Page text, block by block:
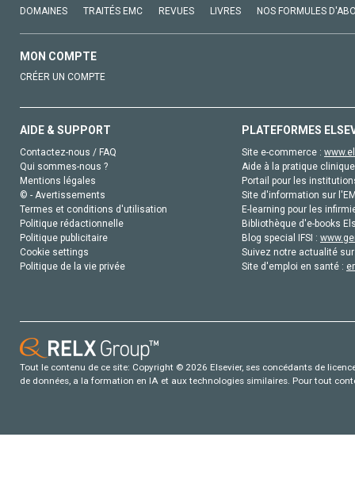
DOMAINES TRAITÉS EMC REVUES LIVRES NOS FORMULES
MON COMPTE
CRÉER UN COMPTE
AIDE & SUPPORT
Contactez-nous / FAQ
Qui sommes-nous ?
Mentions légales
© - Avertissements
Termes et conditions d'utilisation
Politique rédactionnelle
Politique publicitaire
Cookie settings
Politique de la vie privée
PLATEFORMES
Site e-commerce :
Aide à la pratique
Portail pour les
Site d'information sur
E-learning pour les
Bibliothèque d'e-books
Blog special IFSI :
Suivez notre actualité
Site d'emploi en santé :
Tout le contenu de ce site: Copyright © 2026 Elsevier, ses concédants de
de données, a la formation en IA et aux technologies similaires. Pour tout